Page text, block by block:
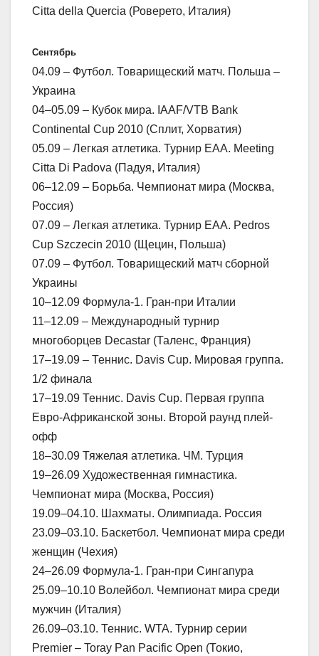
Citta della Quercia (Роверето, Италия)
Сентябрь
04.09 – Футбол. Товарищеский матч. Польша –
Украина
04–05.09 – Кубок мира. IAAF/VTB Bank
Continental Cup 2010 (Сплит, Хорватия)
05.09 – Легкая атлетика. Турнир ЕАА. Meeting
Citta Di Padova (Падуя, Италия)
06–12.09 – Борьба. Чемпионат мира (Москва,
Россия)
07.09 – Легкая атлетика. Турнир ЕАА. Pedros
Cup Szczecin 2010 (Щецин, Польша)
07.09 – Футбол. Товарищеский матч сборной
Украины
10–12.09 Формула-1. Гран-при Италии
11–12.09 – Международный турнир
многоборцев Decastar (Таленс, Франция)
17–19.09 – Теннис. Davis Cup. Мировая группа.
1/2 финала
17–19.09 Теннис. Davis Cup. Первая группа
Евро-Африканской зоны. Второй раунд плей-
офф
18–30.09 Тяжелая атлетика. ЧМ. Турция
19–26.09 Художественная гимнастика.
Чемпионат мира (Москва, Россия)
19.09–04.10. Шахматы. Олимпиада. Россия
23.09–03.10. Баскетбол. Чемпионат мира среди
женщин (Чехия)
24–26.09 Формула-1. Гран-при Сингапура
25.09–10.10 Волейбол. Чемпионат мира среди
мужчин (Италия)
26.09–03.10. Теннис. WTA. Турнир серии
Premier – Toray Pan Pacific Open (Токио,